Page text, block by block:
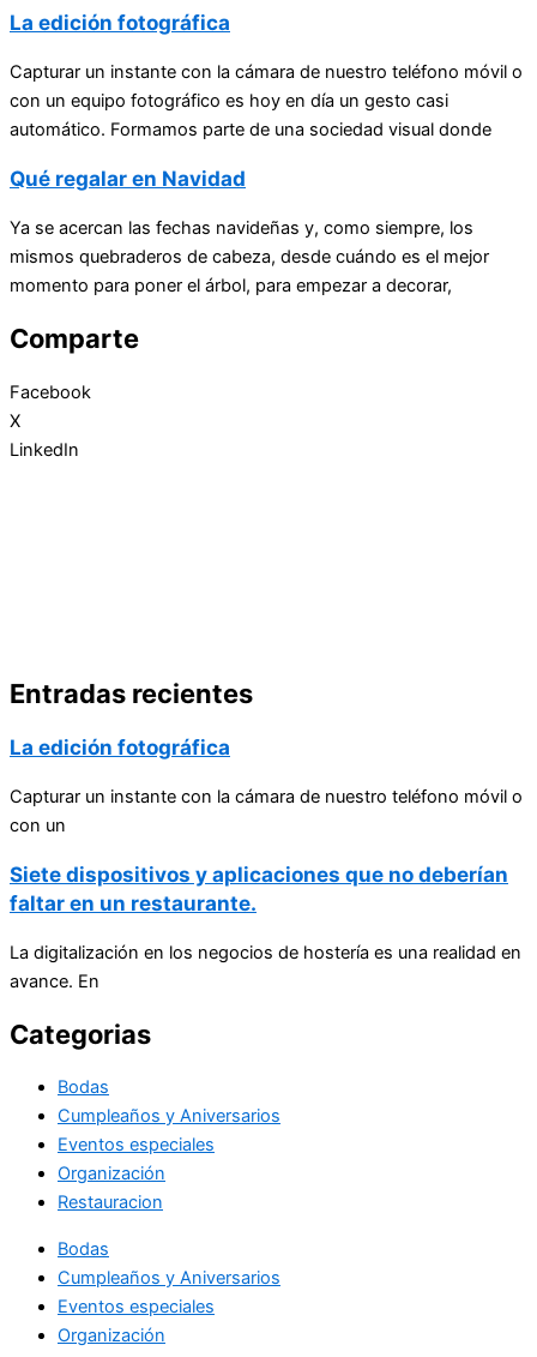
La edición fotográfica
Capturar un instante con la cámara de nuestro teléfono móvil o
con un equipo fotográfico es hoy en día un gesto casi
automático. Formamos parte de una sociedad visual donde
Qué regalar en Navidad
Ya se acercan las fechas navideñas y, como siempre, los
mismos quebraderos de cabeza, desde cuándo es el mejor
momento para poner el árbol, para empezar a decorar,
Comparte
Facebook
X
LinkedIn
Entradas recientes
La edición fotográfica
Capturar un instante con la cámara de nuestro teléfono móvil o
con un
Siete dispositivos y aplicaciones que no deberían
faltar en un restaurante.
La digitalización en los negocios de hostería es una realidad en
avance. En
Categorias
Bodas
Cumpleaños y Aniversarios
Eventos especiales
Organización
Restauracion
Bodas
Cumpleaños y Aniversarios
Eventos especiales
Organización